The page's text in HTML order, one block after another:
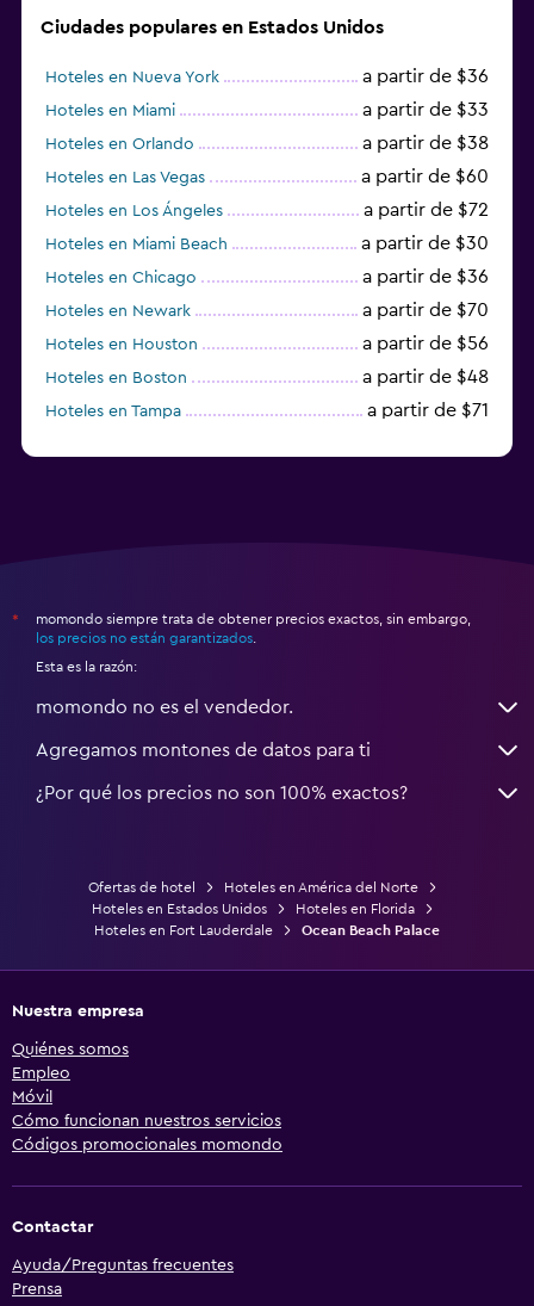
Ciudades populares en Estados Unidos
Hoteles en Nueva York a partir de $36
Hoteles en Miami a partir de $33
Hoteles en Orlando a partir de $38
Hoteles en Las Vegas a partir de $60
Hoteles en Los Ángeles a partir de $72
Hoteles en Miami Beach a partir de $30
Hoteles en Chicago a partir de $36
Hoteles en Newark a partir de $70
Hoteles en Houston a partir de $56
Hoteles en Boston a partir de $48
Hoteles en Tampa a partir de $71
*
momondo siempre trata de obtener precios exactos, sin embargo,
los precios no están garantizados
Esta es la razón:
momondo no es el vendedor.
Agregamos montones de datos para ti
¿Por qué los precios no son 100% exactos?
Ofertas de hotel
Hoteles en América del Norte
Hoteles en Estados Unidos
Hoteles en Florida
Hoteles en Fort Lauderdale
Ocean Beach Palace
Nuestra empresa
Quiénes somos
Empleo
Móvil
Cómo funcionan nuestros servicios
Códigos promocionales momondo
Contactar
Ayuda/Preguntas frecuentes
Prensa